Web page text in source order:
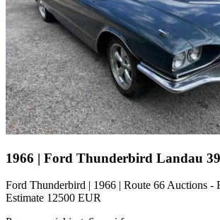
1966 | Ford Thunderbird Landau
Ford Thunderbird | 1966 | Route 66 Auctions -
Estimate 12500 EUR